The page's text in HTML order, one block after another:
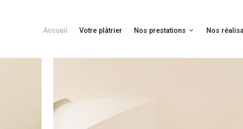
Accueil Votre plâtrier Nos prestations Nos